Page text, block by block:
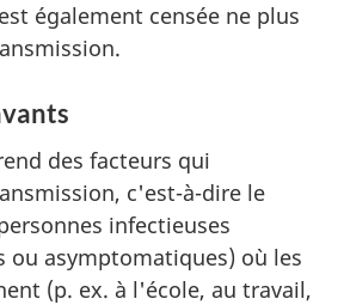
également censée ne plus
des facteurs qui
c'est-à-dire le
infectieuses
ou asymptomatiques) où les
(p. ex. à l'école, au travail,